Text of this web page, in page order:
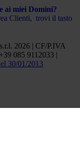
ai miei Domini?
Clienti, trovi il tasto
2026 | CF/P.IVA
085 9112033 |
30/01/2013